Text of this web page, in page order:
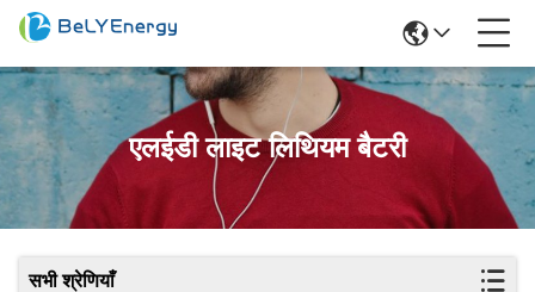
एलईडी लाइट लिथियम बैटरी
सभी श्रेणियाँ